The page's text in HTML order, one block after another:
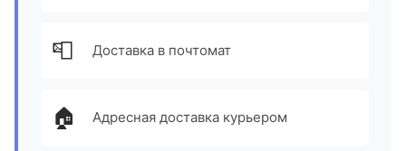
📮 Доставка в почтомат
🏠 Адресная доставка курьером